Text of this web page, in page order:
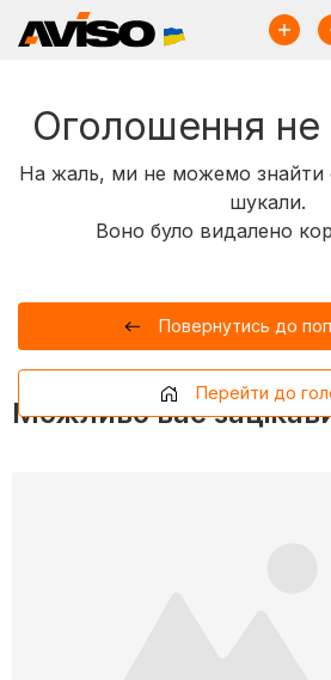
Оголошення не
На жаль, ми не можемо знайти
шукали.
Воно було видалено
Повернутись до
Перейти до
Можливо вас